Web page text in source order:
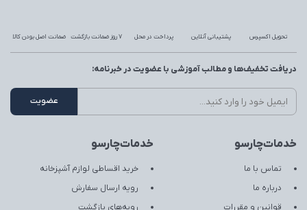
تحویل اکسپرس پشتیبانی آنلاین پرداخت در محل 7 روز ضمانت بازگشت ضمانت اصل بودن کالا
خدمات‌چارسو
تماس با ما
درباره ما
قوانین و مقررات
خدمات‌چارسو
خرید اقساطی لوازم آشپزخانه
رویه ارسال سفارش
رویه‌های بازگشت
دریافت تخفیف‌ها و مطالب آموزشی با عضویت در خبرنامه: